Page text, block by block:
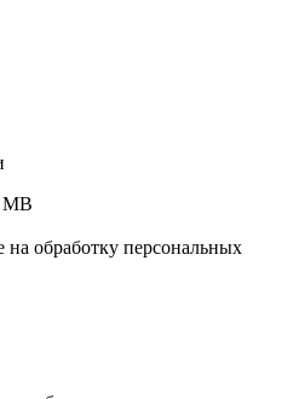
MB
обработку персональных